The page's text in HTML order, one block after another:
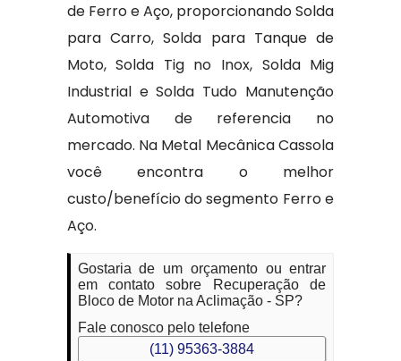
de Ferro e Aço, proporcionando Solda
para Carro, Solda para Tanque de
Moto, Solda Tig no Inox, Solda Mig
Industrial e Solda Tudo Manutenção
Automotiva de referencia no
mercado. Na Metal Mecânica Cassola
você encontra o melhor
custo/benefício do segmento Ferro e
Aço.
Gostaria de um orçamento ou entrar
em contato sobre Recuperação de
Bloco de Motor na Aclimação - SP?
Fale conosco pelo telefone
(11) 95363-3884